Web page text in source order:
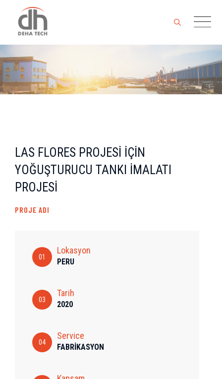
content
LAS FLORES PROJESİ İÇİN
YOĞUŞTURUCU TANKI İMALATI
PROJESİ
PROJE ADI
01
Lokasyon
PERU
03
Tarih
2020
04
Service
FABRİKASYON